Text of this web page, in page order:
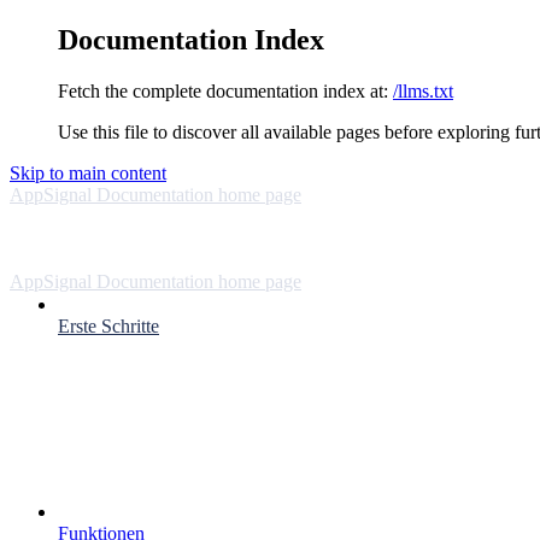
Documentation Index
Fetch the complete documentation index at: /llms.txt
Use this file to discover all available pages before exploring
Skip to main content
AppSignal Documentation home page
AppSignal Documentation home page
Erste Schritte
Funktionen